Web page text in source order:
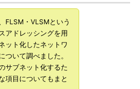
FLSM・VLSMという
アドレッシングを用
ット化したネットワ
ついて調べました。
サブネット化するた
項目についてもまと